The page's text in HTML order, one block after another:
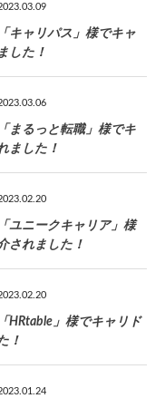
キャリパス」様でキャ
した！
まるっと転職」様でキ
ました！
ユニークキャリア」様
されました！
HRtable」様でキャリド
！
基づく表記